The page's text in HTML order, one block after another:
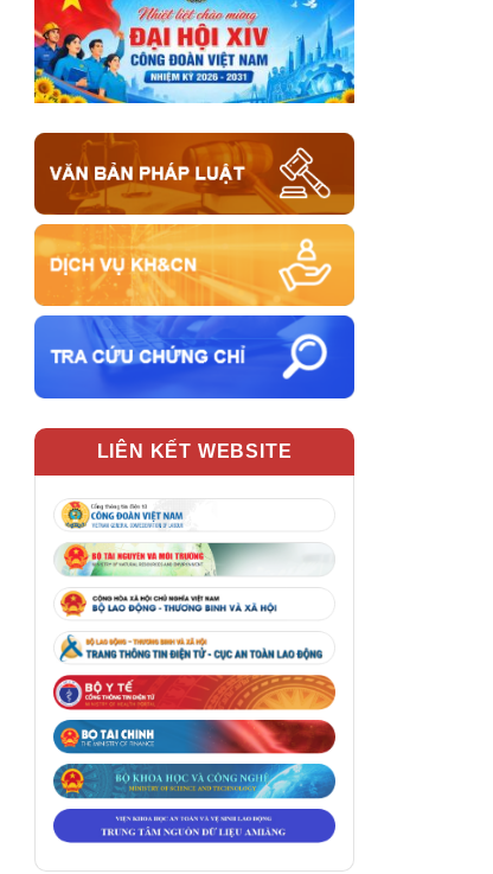
LIÊN KẾT WEBSITE